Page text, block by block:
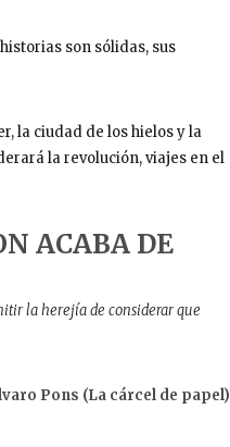
son sólidas, sus
la ciudad de los hielos y la
la revolución, viajes en el
ACABA DE
la herejía de considerar que
Pons (La cárcel de papel)